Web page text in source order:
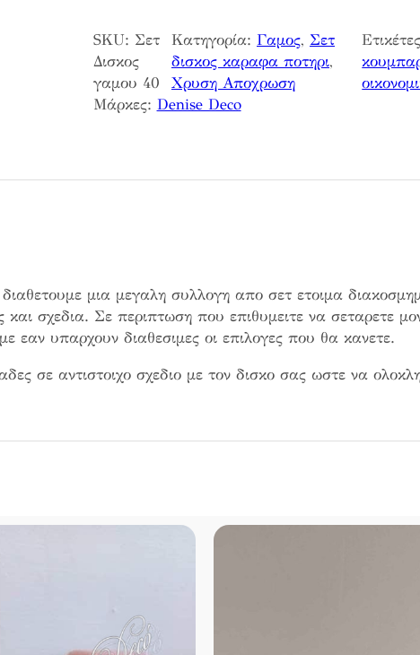
σ
κ
ο
ς
ο
σ
ό
SKU: Σετ
Δισκος
γαμου 40
Κατηγορία: Γαμος, Σετ
δισκος καραφα ποτηρι
Χρυση Αποχρωση
Μάρκες: Denise Deco
μια μεγαλη συλλογη απο σετ ετοιμα
σχεδια. Σε περιπτωση που επιθυμειτε να σεταρετε
εαν υπαρχουν διαθεσιμες οι επιλογες που θα κανετε.
σε αντιστοιχο σχεδιο με τον δισκο σας ωστε να